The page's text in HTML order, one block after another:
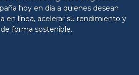
hoy en día a quienes desean
en línea, acelerar su rendimiento y
forma sostenible.